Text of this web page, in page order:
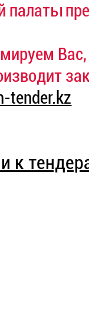
палаты
Вас,
tender.kz
к